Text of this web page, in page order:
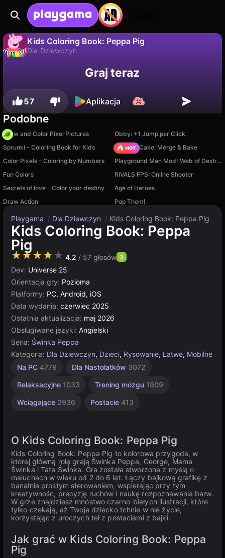
Kids Coloring Book: Peppa Pig
Dla Dziewczyn
Zapisz postępy! Nie
Graj teraz
57 Aplikacja
Podobne
Draw and Color Pixel Pictures
Obby: +1 Jump per Click
Sprunki - Coloring Book for Kids
Piece of Cake: Merge & Bake
Color Pixels - Coloring by Numbers
Playground Man Mod! Web of Destruction!
Fun Colors
RIVALS FPS: Online Shooter
Secrets of love - Color your destiny
Age of Heroes
Draw Action
Pop Them!
Playgama / Dla Dziewczyn / Kids Coloring Book: Peppa Pig
Kids Coloring Book: Peppa
Pig
★★★★★ 4.2 / 57 głosów 3
Dev: Universe 25
Orientacja gry: Pozioma
Platformy: PC, Android, iOS
Data wydania: czerwiec 2025
Ostatnia aktualizacja: maj 2026
Obsługiwane języki: Angielski
Seria: Świnka Peppa
Kategoria: Dla Dziewczyn, Dzieci, Rysowanie, Łatwe, Mobilne
Na PC 4779 Dla Nastolatków 3072
Relaksacyjne 1033 Trening mózgu 1909
Wciągające 2936 Postacie 413
Mama
Kolorowanki
Urocze
Artystyczne
Edukacyjne
Komputerowe
Dla
275
Proste
Kreskówki
Dla
1477
Multiplayer
Unity
3172
O Kids Coloring Book: Peppa Pig
Kids Coloring Book: Peppa Pig to kolorowa przygoda, w
której główną rolę grają Świnka Peppa, George, Mama
Świnka i Tata Świnka. Gra została stworzona z myślą o
maluchach w wieku od 2 do 6 lat. Łączy bajkową grafikę z
banalnie prostym sterowaniem, wspierając przy tym
kreatywność, precyzję ruchów i naukę rozpoznawania barw.
W grze znajdziesz mnóstwo czarno-białych ilustracji, które
tylko czekają, aż Twoje dziecko tchnie w nie życie,
korzystając z uroczych teł z postaciami z bajki.
Jak grać w Kids Coloring Book: Peppa
Pig